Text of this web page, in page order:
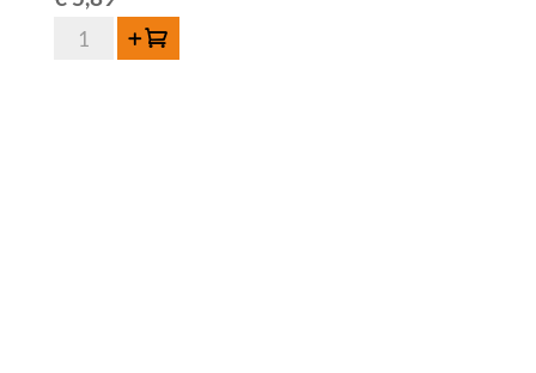
EylenboschToevoegen